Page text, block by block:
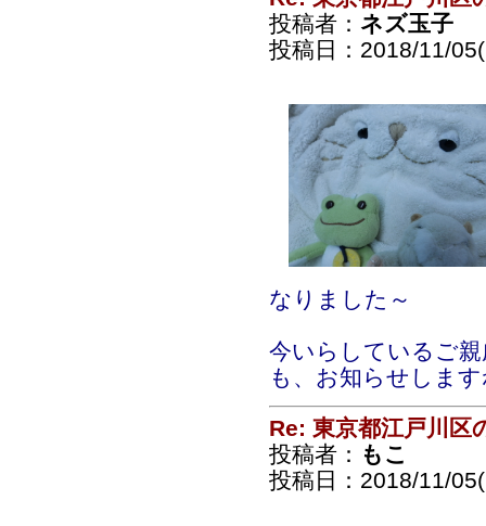
投稿者： ネズ玉子
投稿日：2018/11/
なりました～
今いらしているご
も、お知らせしま
Re: 東京都江戸川区
投稿者： もこ
投稿日：2018/11/